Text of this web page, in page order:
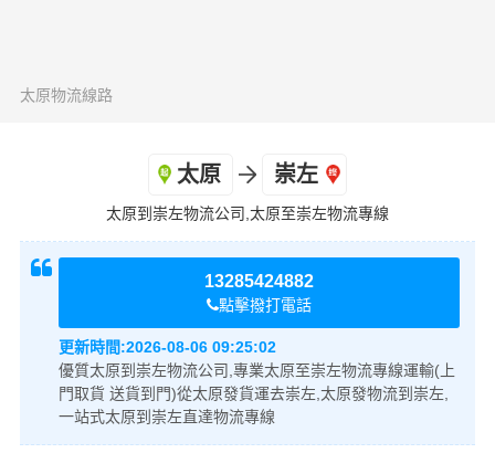
太原物流線路
太原 崇左
太原到崇左物流公司,太原至崇左物流專線
13285424882
點擊撥打電話
更新時間:2026-08-06 09:25:02
優質太原到崇左物流公司,專業太原至崇左物流專線運輸(上
門取貨 送貨到門)從太原發貨運去崇左,太原發物流到崇左,
一站式太原到崇左直達物流專線